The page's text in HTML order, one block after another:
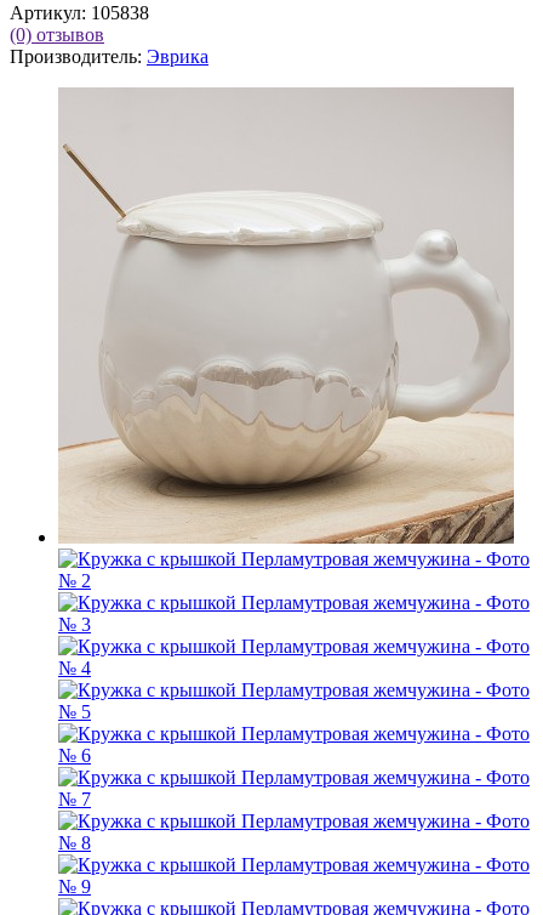
Артикул: 105838
(0) отзывов
Производитель: Эврика